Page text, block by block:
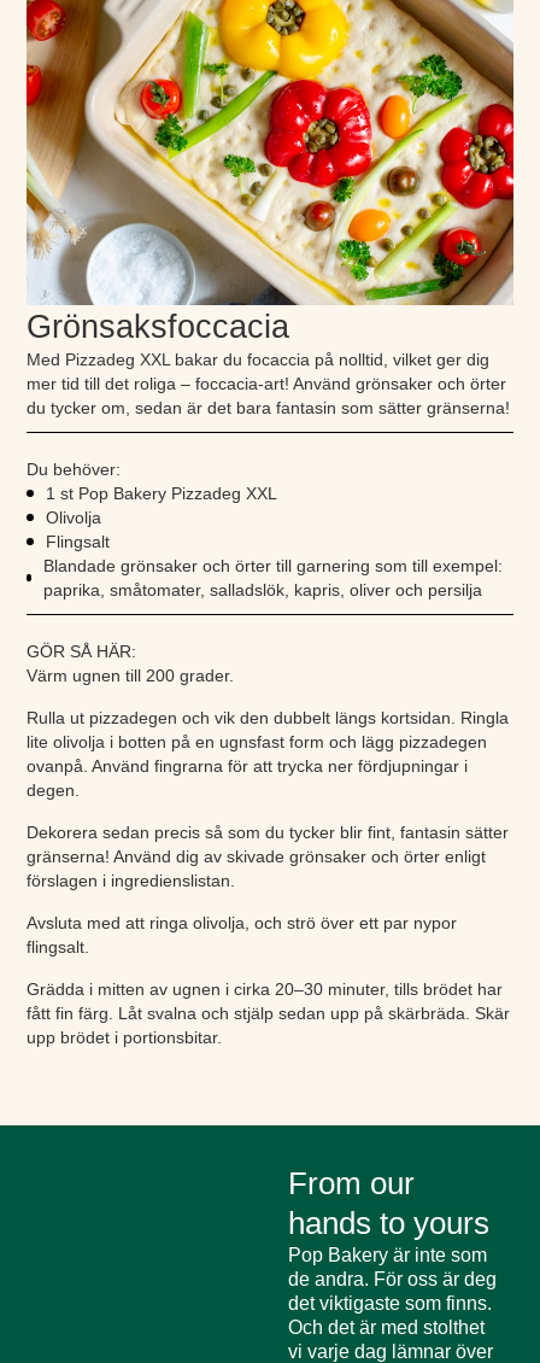
Grönsaksfoccacia
Med Pizzadeg XXL bakar du focaccia på nolltid, vilket ger dig
mer tid till det roliga – foccacia-art! Använd grönsaker och örter
du tycker om, sedan är det bara fantasin som sätter gränserna!
Du behöver:
1 st Pop Bakery Pizzadeg XXL
Olivolja
Flingsalt
Blandade grönsaker och örter till garnering som till exempel:
paprika, småtomater, salladslök, kapris, oliver och persilja
GÖR SÅ HÄR:
Värm ugnen till 200 grader.
Rulla ut pizzadegen och vik den dubbelt längs kortsidan. Ringla
lite olivolja i botten på en ugnsfast form och lägg pizzadegen
ovanpå. Använd fingrarna för att trycka ner fördjupningar i
degen.
Dekorera sedan precis så som du tycker blir fint, fantasin sätter
gränserna! Använd dig av skivade grönsaker och örter enligt
förslagen i ingredienslistan.
Avsluta med att ringa olivolja, och strö över ett par nypor
flingsalt.
Grädda i mitten av ugnen i cirka 20–30 minuter, tills brödet har
fått fin färg. Låt svalna och stjälp sedan upp på skärbräda. Skär
upp brödet i portionsbitar.
From our
hands to yours
Pop Bakery är inte som
de andra. För oss är deg
det viktigaste som finns.
Och det är med stolthet
vi varje dag lämnar över